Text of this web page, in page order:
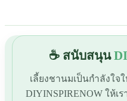
☕ สนับสนุน
เลี้ยงชานมเป็นกำลังใจ
DIYINSPIRENOW ให้เ